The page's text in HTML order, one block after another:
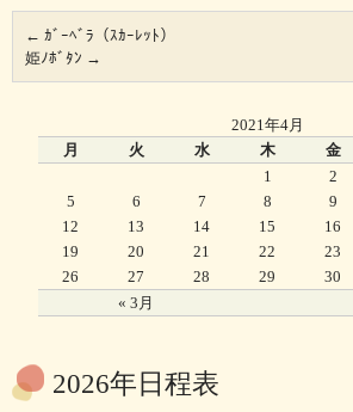
← ｶﾞｰﾍﾞﾗ（ｽｶｰﾚｯﾄ）
姫ﾉﾎﾞﾀﾝ →
2021年4月
月
火 水 木 金
« 3月
1 2
5
6 7 8 9
12
13 14 15 16
19
20 21 22 23
26
27 28 29 30
2026年日程表